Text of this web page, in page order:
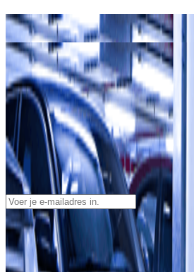
Onze parkeergarages in Porte Dauphine
Onze parkeergarages in Porte de
Schrijf je in voor onze
blijf op de hoogte van
verlotingen en vele
*Door u in te schrijven aanvaardt u ons
ontvangen van commerciële
enige verplichting kunt u zich uitschrijven
dezelfde nieuwsbrief.